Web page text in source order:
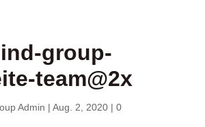
group-
team@2x
Admin | Aug. 2, 2020| 0